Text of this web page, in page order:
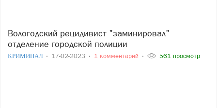
Вологодский рецидивист "заминировал"
отделение городской полиции
КРИМИНАЛ 17-02-2023 1 комментарий 561 просмотр